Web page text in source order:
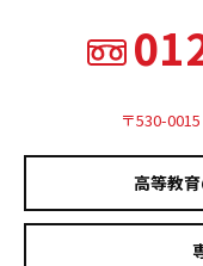
〒530-
高等教育